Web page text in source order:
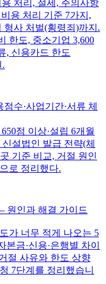
처리, 절세, 주의사항
용 처리 기준 7가지,
형사 처벌(횡령죄)까지.
한도, 중소기업 3,600
, 신용카드 한도
.
수·사업기간·서류 체
점 이상·설립 6개월
설법인 발급 전략(체
기준 비교, 거절 원인
로 정리했다.
원인과 해결 가이드
가 너무 적게 나오는 5
금·신용·은행별 차이
절 사유와 한도 상향
7단계를 정리했습니